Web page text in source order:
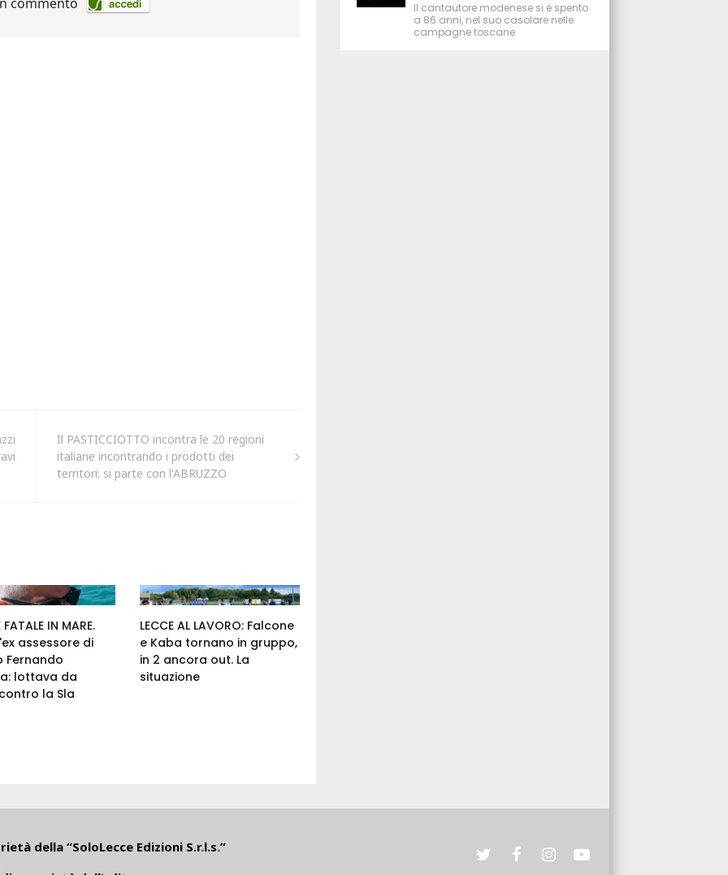
Il PASTICCIOTTO incontra le 20 regioni
italiane incontrando i prodotti dei
territori: si parte con l'ABRUZZO
FATALE IN MARE.
assessore di
Fernando
lottava da
la Sla
LECCE AL LAVORO: Falcone
e Kaba tornano in gruppo,
in 2 ancora out. La
situazione
Il cantautore modenese si è spento
a 86 anni, nel suo casolare nelle
campagne toscane
della “SoloLecce Edizioni S.r.l.s.”